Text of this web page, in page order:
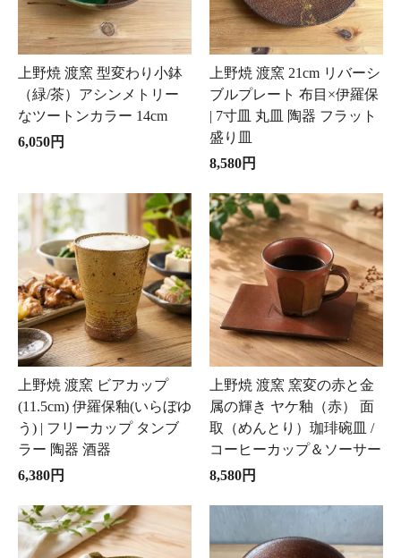
上野焼 渡窯 型変わり小鉢
（緑/茶）アシンメトリー
なツートンカラー 14cm
6,050円
上野焼 渡窯 21cm リバーシ
ブルプレート 布目×伊羅保
| 7寸皿 丸皿 陶器 フラット
盛り皿
8,580円
上野焼 渡窯 ビアカップ
(11.5cm) 伊羅保釉(いらぼゆ
う) | フリーカップ タンブ
ラー 陶器 酒器
6,380円
上野焼 渡窯 窯変の赤と金
属の輝き ヤケ釉（赤） 面
取（めんとり）珈琲碗皿 /
コーヒーカップ＆ソーサー
8,580円